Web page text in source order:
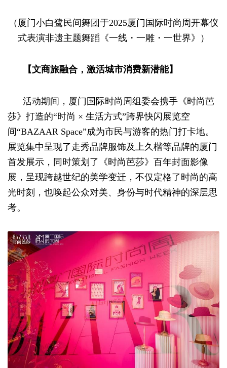
（厦门小白鹭民间舞团于2025厦门国际时尚周开幕仪
式表演非遗主题舞蹈《一线・一雕・一世界》）
【文商旅融合，激活城市消费新潜能】
活动期间，厦门国际时尚周组委会携手《时尚芭
莎》打造的“时尚 × 生活方式”跨界快闪展览空
间“BAZAAR Space”成为市民与游客的热门打卡地。
展览集中呈现了走秀品牌服饰及上久楷等品牌的厦门
首发展示，同时策划了《时尚芭莎》百年封面影像
展，呈现跨越世纪的美学变迁，不仅定格了时尚的高
光时刻，也唤起公众对美、身份与时代精神的深层思
考。